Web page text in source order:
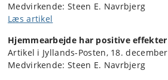
Medvirkende: Steen E. Navrbjerg
Læs artikel
Hjemmearbejde har positive effekter
Artikel i Jyllands-Posten, 18. december
Medvirkende: Steen E. Navrbjerg